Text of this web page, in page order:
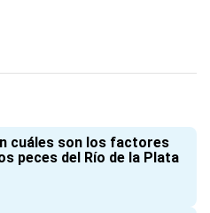
cuáles son los factores
peces del Río de la Plata